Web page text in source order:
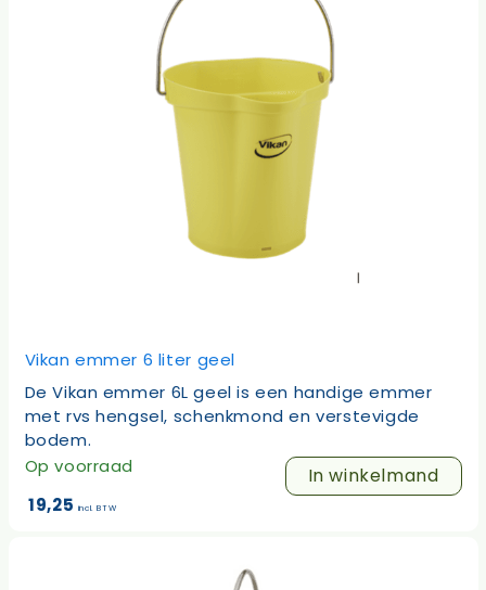
Vikan emmer 6 liter geel
De Vikan emmer 6L geel is een handige emmer
met rvs hengsel, schenkmond en verstevigde
bodem.
Op voorraad
In winkelmand
19,25 incl. BTW